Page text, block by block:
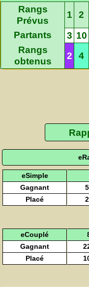
Rangs
Prévus
1 2
Partants
3 10
Rangs
obtenus
2 4
eSimple
Gagnant
Placé
eCouplé
Gagnant
Placé